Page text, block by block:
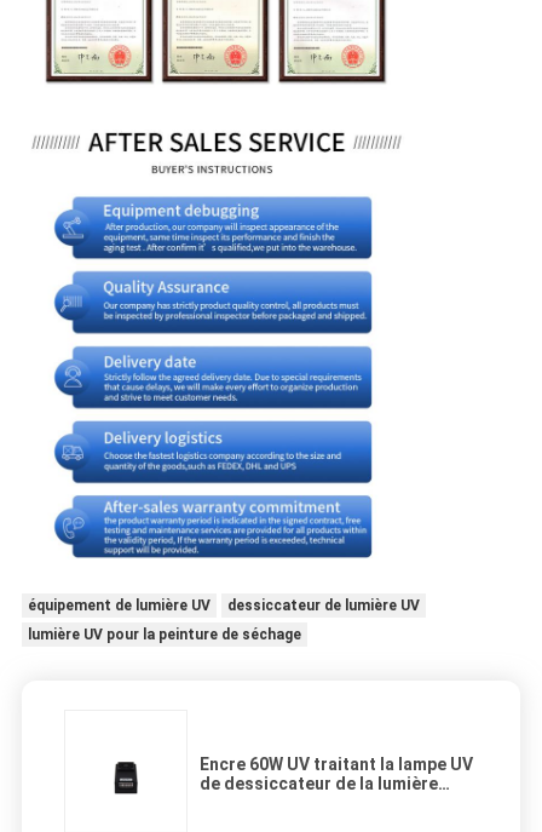
équipement de lumière UV
dessiccateur de lumière UV
lumière UV pour la peinture de séchage
Encre 60W UV traitant la lampe UV
de dessiccateur de la lumière